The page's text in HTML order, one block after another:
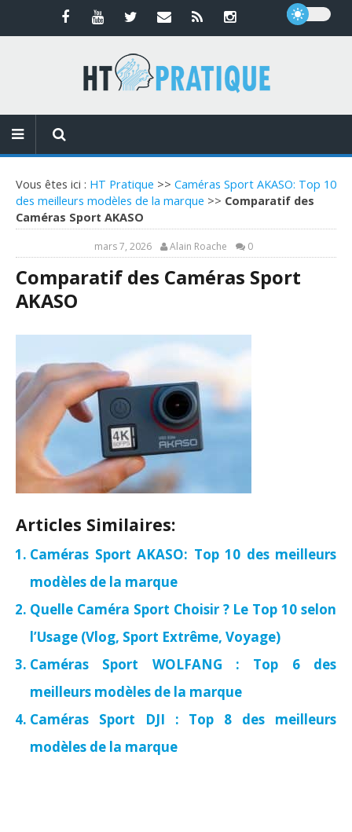
Vous êtes ici : HT Pratique >> Caméras Sport AKASO: Top 10
des meilleurs modèles de la marque >> Comparatif des
Caméras Sport AKASO
mars 7, 2026 Alain Roache 0
Comparatif des Caméras Sport
AKASO
Articles Similaires:
Caméras Sport AKASO: Top 10 des meilleurs
modèles de la marque
Quelle Caméra Sport Choisir ? Le Top 10 selon
l’Usage (Vlog, Sport Extrême, Voyage)
Caméras Sport WOLFANG : Top 6 des
meilleurs modèles de la marque
Caméras Sport DJI : Top 8 des meilleurs
modèles de la marque